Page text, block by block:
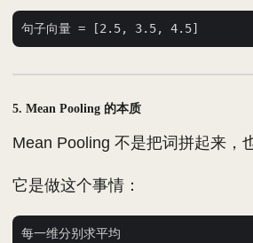
5. Mean Pooling 的本质
Mean Pooling 不是把词拼起来，
它是做这个事情：